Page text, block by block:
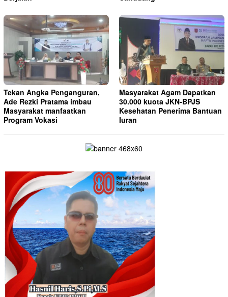
Tekan Angka Penganguran,
Ade Rezki Pratama imbau
Masyarakat manfaatkan
Program Vokasi
Masyarakat Agam Dapatkan
30.000 kuota JKN-BPJS
Kesehatan Penerima Bantuan
Iuran